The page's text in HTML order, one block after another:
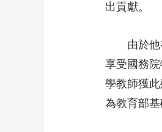
出貢獻。
由於
享受國務
學教師獲
為教育部